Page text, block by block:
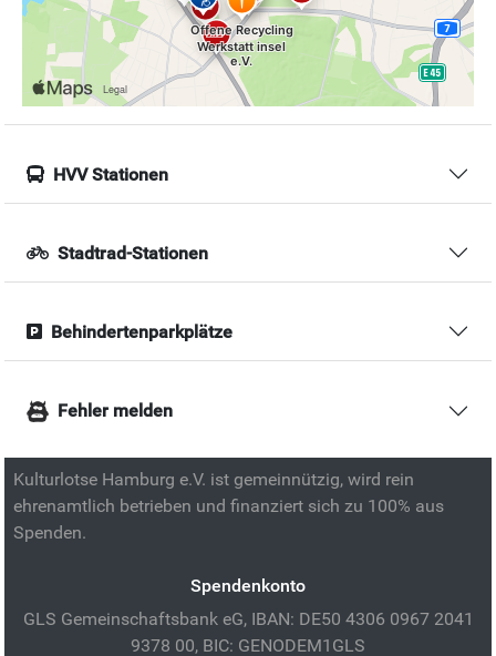
HVV Stationen
Stadtrad-Stationen
Behindertenparkplätze
Fehler melden
Kulturlotse Hamburg e.V. ist gemeinnützig, wird rein
ehrenamtlich betrieben und finanziert sich zu 100% aus
Spenden.
Spendenkonto
GLS Gemeinschaftsbank eG, IBAN: DE50 4306 0967 2041
9378 00, BIC: GENODEM1GLS